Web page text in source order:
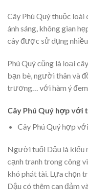
Cây Phú Quý thuộc
ánh sáng, không gian
cây được sử dụng
Phú Quý cũng là loại
bạn bè, người thân và
trương… với hàm ý đem
Cây Phú Quý hợp với
Cây Phú Quý hợp
Người tuổi Dậu là kiểu
cạnh tranh trong công
khó phát tài. Lựa chọn
Dậu có thêm can đảm